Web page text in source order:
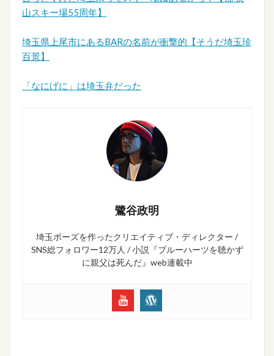
山スキー場55周年】
埼玉県上尾市にあるBARの名前が衝撃的【そうだ埼玉珍
百景】
「なにげに」は埼玉弁だった
鷺谷政明
埼玉ポーズを作ったクリエイティブ・ディレクター /
SNS総フォロワー12万人 / 小説『ブルーハーツを聴かず
に親父は死んだ』web連載中